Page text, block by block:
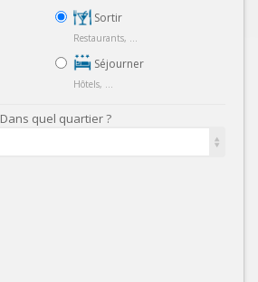
Sortir
Restaurants, ...
Séjourner
Hôtels, ...
Dans quel quartier ?